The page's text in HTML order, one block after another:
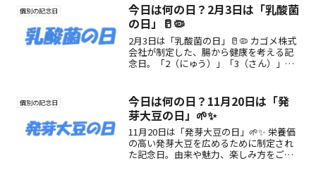
個別の記念日
今日は何の日？2月3日は「乳酸菌
の日」🥛🦠
2月3日は「乳酸菌の日」🥛🦠 カゴメ株式
会社が制定した、腸から健康を考える記
念日。「2（にゅう）」「3（さん）」の
個別の記念日
今日は何の日？11月20日は「発
芽大豆の日」🌱✨
11月20日は「発芽大豆の日」🌱✨ 栄養価
の高い発芽大豆を広めるために制定され
た記念日。由来や魅力、楽しみ方をご紹